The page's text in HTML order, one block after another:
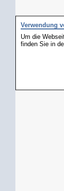
Verwendung
Um die
finden Sie in